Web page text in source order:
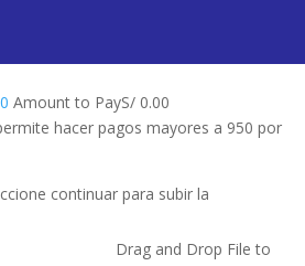
Amount to PayS/ 0.00
hacer pagos mayores a 950 por
continuar para subir la
Drag and Drop File to